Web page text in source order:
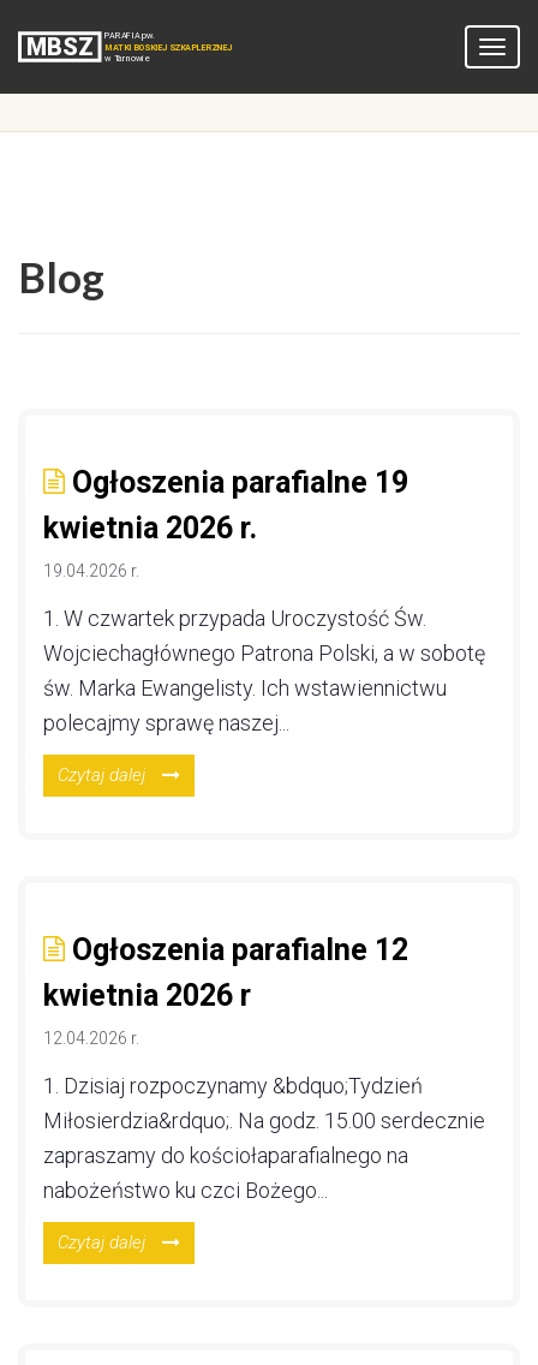
Blog
Ogłoszenia parafialne 19
kwietnia 2026 r.
19.04.2026 r.
1. W czwartek przypada Uroczystość Św.
Wojciechagłównego Patrona Polski, a w sobotę
św. Marka Ewangelisty. Ich wstawiennictwu
polecajmy sprawę naszej...
Czytaj dalej
Ogłoszenia parafialne 12
kwietnia 2026 r
12.04.2026 r.
1. Dzisiaj rozpoczynamy &bdquo;Tydzień
Miłosierdzia&rdquo;. Na godz. 15.00 serdecznie
zapraszamy do kościołaparafialnego na
nabożeństwo ku czci Bożego...
Czytaj dalej